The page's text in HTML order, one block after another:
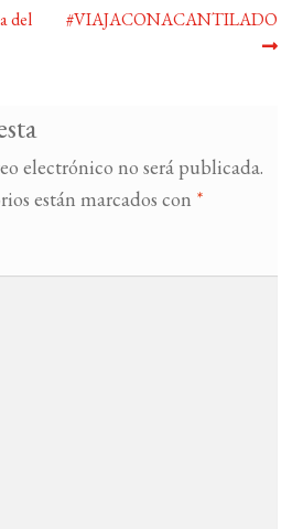
del
Siguiente:
#VIAJACONACANTILADO
electrónico no será publicada.
están marcados con *